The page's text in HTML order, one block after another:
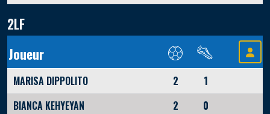
2LF
Joueur
MARISA DIPPOLITO 2
1
BIANCA KEHYEYAN
2
0